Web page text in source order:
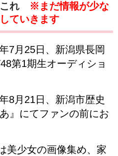
れ ※まだ情報が少な
ていきます
7月25日、新潟県長岡
第1期生オーディショ
8月21日、新潟市歴史
』にてファンの前にお
美少女の画像集め、家